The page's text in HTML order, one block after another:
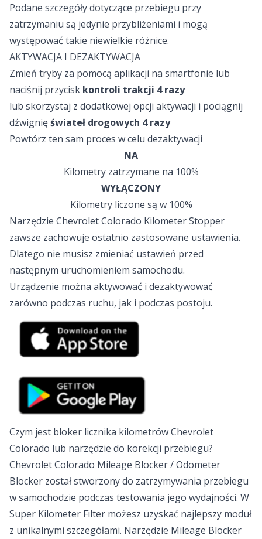
Podane szczegóły dotyczące przebiegu przy
zatrzymaniu są jedynie przybliżeniami i mogą
występować takie niewielkie różnice.
AKTYWACJA I DEZAKTYWACJA
Zmień tryby za pomocą aplikacji na smartfonie lub
naciśnij przycisk kontroli trakcji 4 razy
lub skorzystaj z dodatkowej opcji aktywacji i pociągnij
dźwignięświateł drogowych 4 razy
Powtórz ten sam proces w celu dezaktywacji
NA
Kilometry zatrzymane na 100%
WYŁĄCZONY
Kilometry liczone są w 100%
Narzędzie Chevrolet Colorado Kilometer Stopper
zawsze zachowuje ostatnio zastosowane ustawienia.
Dlatego nie musisz zmieniać ustawień przed
następnym uruchomieniem samochodu.
Urządzenie można aktywować i dezaktywować
zarówno podczas ruchu, jak i podczas postoju.
Czym jest bloker licznika kilometrów Chevrolet
Colorado lub narzędzie do korekcji przebiegu?
Chevrolet Colorado Mileage Blocker / Odometer
Blocker został stworzony do zatrzymywania przebiegu
w samochodzie podczas testowania jego wydajności. W
Super Kilometer Filter możesz uzyskać najlepszy moduł
z unikalnymi szczegółami. Narzędzie Mileage Blocker